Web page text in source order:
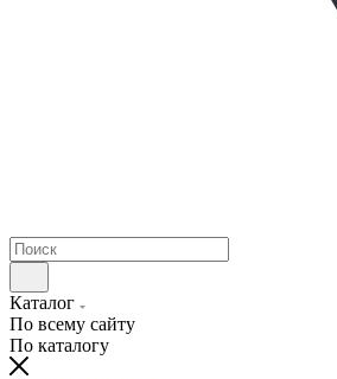
Каталог
По всему сайту
По каталогу